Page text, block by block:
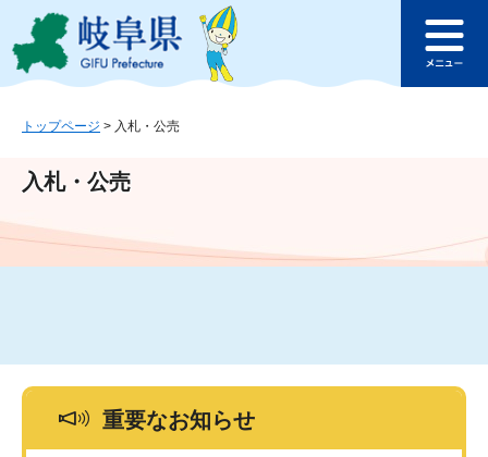
ジ
ュ
文
このページの本文へ
ュ
トップページ > 入札・公売
入札・公売
重要なお知らせ